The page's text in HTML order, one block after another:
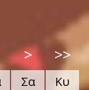
> >>
Σα
Κυ